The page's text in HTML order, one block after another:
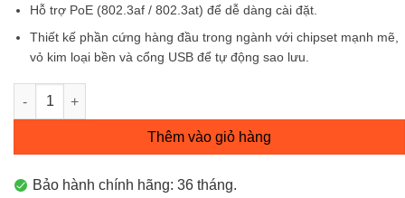
Hỗ trợ PoE (802.3af / 802.3at) để dễ dàng cài đặt.
Thiết kế phần cứng hàng đầu trong ngành với chipset mạnh mẽ,
vỏ kim loại bền và cổng USB để tự động sao lưu.
Thiết Bị Quản Lý Tập Trung Omada Hardware Controller
Thêm vào giỏ hàng
Bảo hành chính hãng: 36 tháng.